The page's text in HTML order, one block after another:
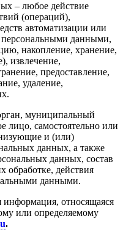
– любое действие
(операций),
автоматизации или
персональными данными,
накопление, хранение,
извлечение,
предоставление,
удаление,
муниципальный
лицо, самостоятельно или
и (или)
данных, а также
данных, состав
действия
данными.
относящаяся
или определяемому
.